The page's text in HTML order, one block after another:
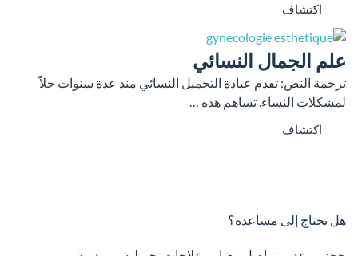
اكتشاف
علم الجمال النسائي
ترجمة النص: تقدم عيادة التجميل النسائي منذ عدة سنوات حلاً
لمشكلات النساء. تساهم هذه …
اكتشاف
هل تحتاج إلى مساعدة؟